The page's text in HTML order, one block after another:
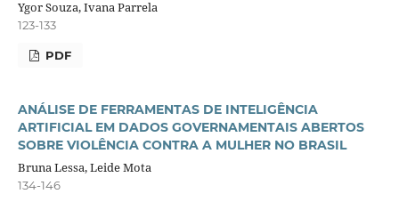
Ygor Souza, Ivana Parrela
123-133
PDF
ANÁLISE DE FERRAMENTAS DE INTELIGÊNCIA
ARTIFICIAL EM DADOS GOVERNAMENTAIS ABERTOS
SOBRE VIOLÊNCIA CONTRA A MULHER NO BRASIL
Bruna Lessa, Leide Mota
134-146